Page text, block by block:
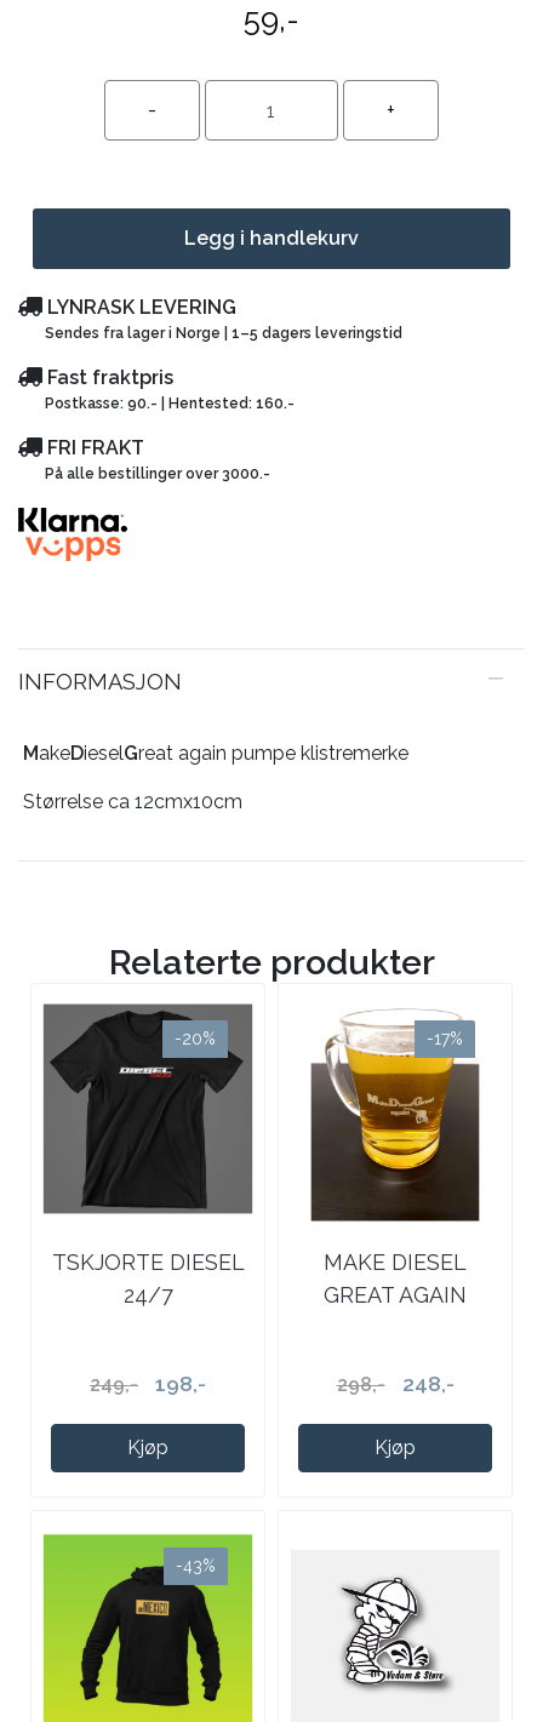
59,-
Legg i handlekurv
LYNRASK LEVERING
Sendes fra lager i Norge | 1–5 dagers leveringstid
Fast fraktpris
Postkasse: 90.- | Hentested: 160.-
FRI FRAKT
På alle bestillinger over 3000.-
INFORMASJON
MakeDieselGreat again pumpe klistremerke
Størrelse ca 12cmx10cm
Relaterte produkter
-20%
TSKJORTE DIESEL
24/7
249,- 198,-
Kjøp
-17%
MAKE DIESEL
GREAT AGAIN
298,- 248,-
Kjøp
-43%